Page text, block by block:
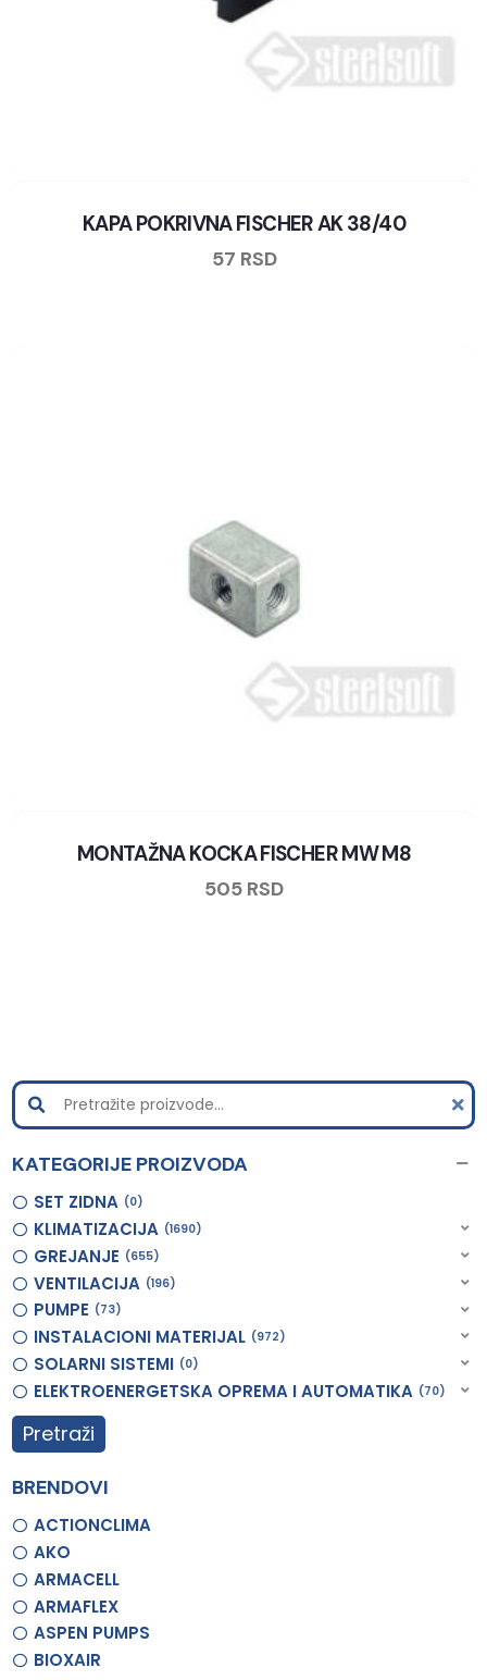
KAPA POKRIVNA FISCHER AK 38/40
57 RSD
MONTAŽNA KOCKA FISCHER MW M8
505 RSD
KATEGORIJE PROIZVODA
SET ZIDNA 0
KLIMATIZACIJA 1690
GREJANJE 655
VENTILACIJA 196
PUMPE 73
INSTALACIONI MATERIJAL 972
SOLARNI SISTEMI 0
ELEKTROENERGETSKA OPREMA I AUTOMATIKA 70
Pretraži
BRENDOVI
ACTIONCLIMA
AKO
ARMACELL
ARMAFLEX
ASPEN PUMPS
BIOXAIR